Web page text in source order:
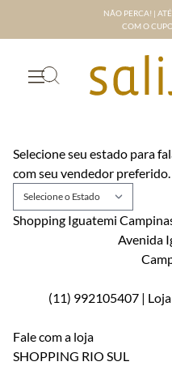
NÃO PERCA! |
COM O
Selecione seu estado para
com seu vendedor preferido.
Shopping Iguatemi
Avenida
(11) 992105407 |
Fale com a loja
SHOPPING RIO SUL